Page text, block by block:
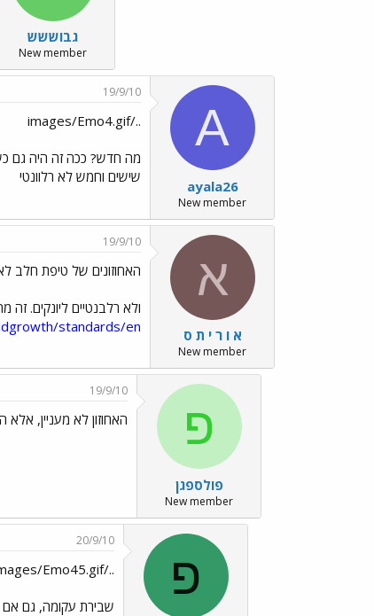
גבוששש
New member
A
ayala26
New member
19/9/10
../images/Emo4.gif
שישים וחמש לא רלוונטי
א
א ו ר י ת ס
New member
19/9/10
האחוזונים של טיפת חלב
ולא רלבנטיים ליונקים. זה מה שקורה. גם הילד שלי אחוזון 10 כביכול, אבל
standards/en/
פ
פולספגן
New member
19/9/10
האחוזון לא מעניין, אלא
פ
20/9/10
../images/Emo45.gif נכון מאוד
שבירת עקומה, גם אם היא מאחוזון 95 ל-90, היא דבר שצריך לבדוק אותו. הבעיה היא לא באחוזונים